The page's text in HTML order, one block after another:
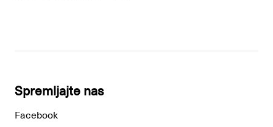
Spremljajte nas
Facebook